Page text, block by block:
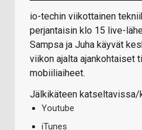
io-techin viikottainen
perjantaisin klo 15 live-
Sampsa ja Juha käyvät
viikon ajalta ajankohtaiset
mobiiliaiheet.
Jälkikäteen katseltavissa/
Youtube
iTunes